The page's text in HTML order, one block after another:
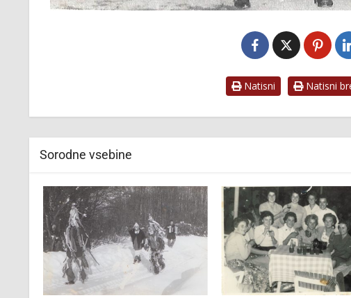
Natisni Natisni
Sorodne vsebine